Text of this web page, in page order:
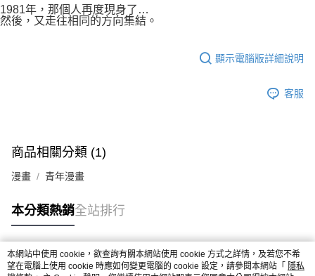
「AFTEE先享後付」，若未經同意申辦者引起之損失，本公司不負相關責
任。
恩沛科技股份有限公司將有權停止該用戶之使用額度並採取法律行動。
宅配
每筆NT$100，滿NT$800(含以上)免運費
查看運費
1981年，那個人再度現身了…
然後，又走往相同的方向集結。
顯示電腦版詳細說明
客服
商品相關分類 (1)
漫畫 青年漫畫
本分類熱銷全站排行
熱門標籤
本網站中使用 cookie，欲查詢有關本網站使用 cookie 方式之詳情，及若您不希
望在電腦上使用 cookie 時應如何變更電腦的 cookie 設定，請參閱本網站「 隱私